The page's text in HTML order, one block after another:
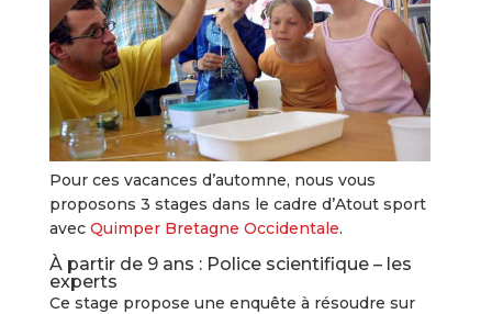
Pour ces vacances d’automne, nous vous
proposons 3 stages dans le cadre d’Atout sport
avec Quimper Bretagne Occidentale.
À partir de 9 ans : Police scientifique – les
experts
Ce stage propose une enquête à résoudre sur